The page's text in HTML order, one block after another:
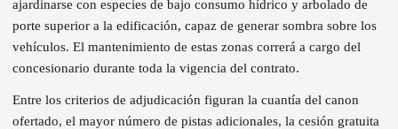
ajardinarse con especies de bajo consumo hídrico y arbolado de
porte superior a la edificación, capaz de generar sombra sobre los
vehículos. El mantenimiento de estas zonas correrá a cargo del
concesionario durante toda la vigencia del contrato.
Entre los criterios de adjudicación figuran la cuantía del canon
ofertado, el mayor número de pistas adicionales, la cesión gratuita